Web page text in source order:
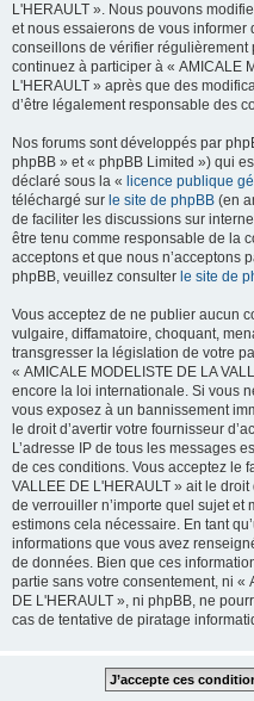
L'HERAULT ». Nous pouvons
et nous essaierons de vous
conseillons de vérifier régulièrement
continuez à participer à « AMICALE
L'HERAULT » après que des
d’être légalement responsable des
Nos forums sont développés par
phpBB » et « phpBB Limited ») qui
déclaré sous la « licence publique
téléchargé sur le site de phpBB (en
de faciliter les discussions sur
être tenu comme responsable de la
acceptons et que nous n’acceptons
phpBB, veuillez consulter le site de
Vous acceptez de ne publier aucun
vulgaire, diffamatoire, choquant,
transgresser la législation de votre
« AMICALE MODELISTE DE LA
encore la loi internationale. Si vous
vous exposez à un bannissement
le droit d’avertir votre fournisseur
L’adresse IP de tous les messages
de ces conditions. Vous acceptez le
VALLEE DE L'HERAULT » ait le
de verrouiller n’importe quel sujet et
estimons cela nécessaire. En tant
informations que vous avez
de données. Bien que ces
partie sans votre consentement, ni «
DE L'HERAULT », ni phpBB, ne
cas de tentative de piratage